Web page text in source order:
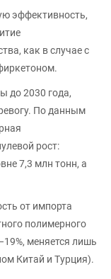
эффективность,
как в случае с
до 2030 года,
По данным
рост:
7,3 млн тонн, а
от импорта
полимерного
меняется лишь
Китай и Турция).